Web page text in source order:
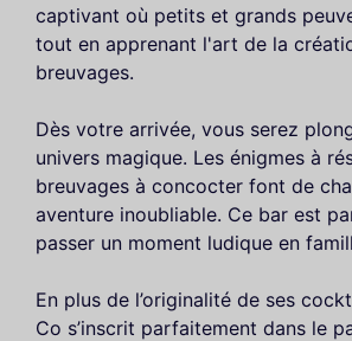
captivant où petits et grands
tout en apprenant l'art de la
breuvages.
Dès votre arrivée, vous serez
univers magique. Les énigmes à
breuvages à concocter font de
aventure inoubliable. Ce bar est
passer un moment ludique en
En plus de l’originalité de ses
Co s’inscrit parfaitement dans le